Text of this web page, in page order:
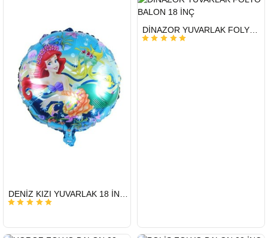
HIZLI
GÖNDERİ
DENİZ KIZI YUVARLAK 18 İNC FOLYO BALON
GÖNDERİ
DİNAZOR YUVARLAK FOLYO BALON 18 İNÇ